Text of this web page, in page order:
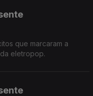
que marcaram a
eletropop.